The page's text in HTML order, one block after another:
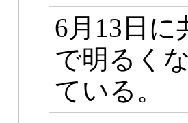
6月13日に
で明るく
ている。